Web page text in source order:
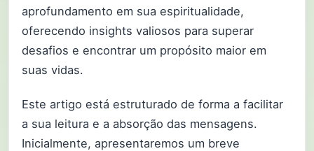
aprofundamento em sua espiritualidade,
oferecendo insights valiosos para superar
desafios e encontrar um propósito maior em
suas vidas.
Este artigo está estruturado de forma a facilitar
a sua leitura e a absorção das mensagens.
Inicialmente, apresentaremos um breve